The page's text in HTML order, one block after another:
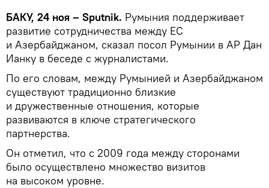
БАКУ, 24 ноя – Sputnik. Румыния поддерживает
развитие сотрудничества между ЕС
и Азербайджаном, сказал посол Румынии в АР Дан
Ианку в беседе с журналистами.
По его словам, между Румынией и Азербайджаном
существуют традиционно близкие
и дружественные отношения, которые
развиваются в ключе стратегического
партнерства.
Он отметил, что с 2009 года между сторонами
было осуществлено множество визитов
на высоком уровне.